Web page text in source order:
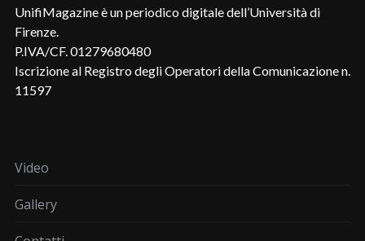
UnifiMagazine è un periodico digitale dell’Università di
Firenze.
P.IVA/CF. 01279680480
Iscrizione al Registro degli Operatori della Comunicazione n.
11597
Video
Gallery